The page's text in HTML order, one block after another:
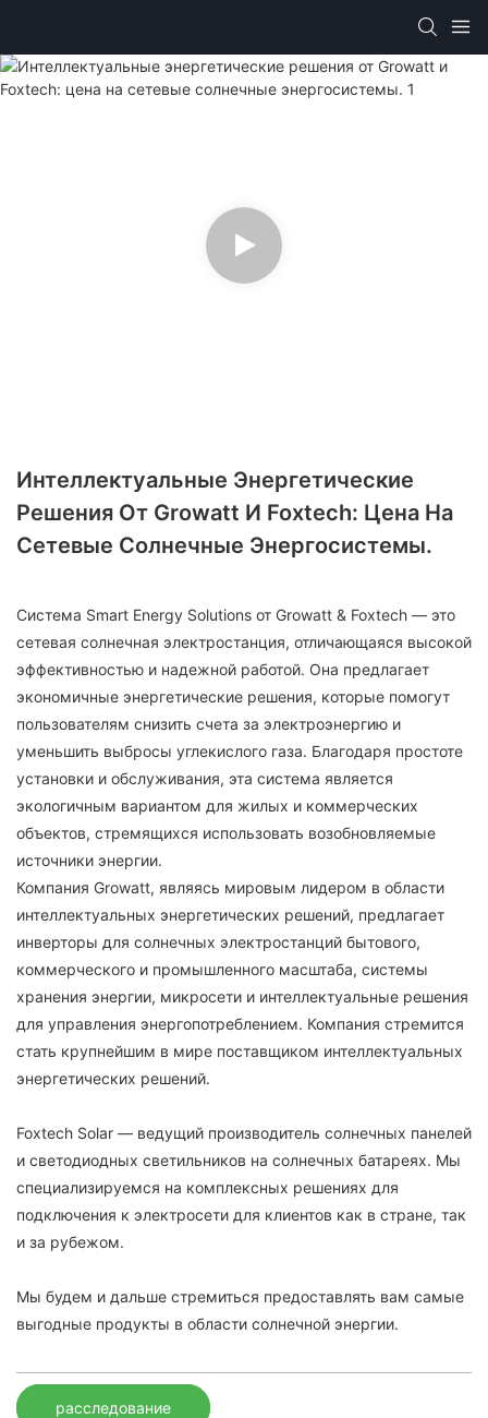
Интеллектуальные Энергетические
Решения От Growatt И Foxtech: Цена На
Сетевые Солнечные Энергосистемы.
Система Smart Energy Solutions от Growatt & Foxtech — это
сетевая солнечная электростанция, отличающаяся высокой
эффективностью и надежной работой. Она предлагает
экономичные энергетические решения, которые помогут
пользователям снизить счета за электроэнергию и
уменьшить выбросы углекислого газа. Благодаря простоте
установки и обслуживания, эта система является
экологичным вариантом для жилых и коммерческих
объектов, стремящихся использовать возобновляемые
источники энергии.
Компания Growatt, являясь мировым лидером в области
интеллектуальных энергетических решений, предлагает
инверторы для солнечных электростанций бытового,
коммерческого и промышленного масштаба, системы
хранения энергии, микросети и интеллектуальные решения
для управления энергопотреблением. Компания стремится
стать крупнейшим в мире поставщиком интеллектуальных
энергетических решений.
Foxtech Solar — ведущий производитель солнечных панелей
и светодиодных светильников на солнечных батареях. Мы
специализируемся на комплексных решениях для
подключения к электросети для клиентов как в стране, так
и за рубежом.
Мы будем и дальше стремиться предоставлять вам самые
выгодные продукты в области солнечной энергии.
расследование